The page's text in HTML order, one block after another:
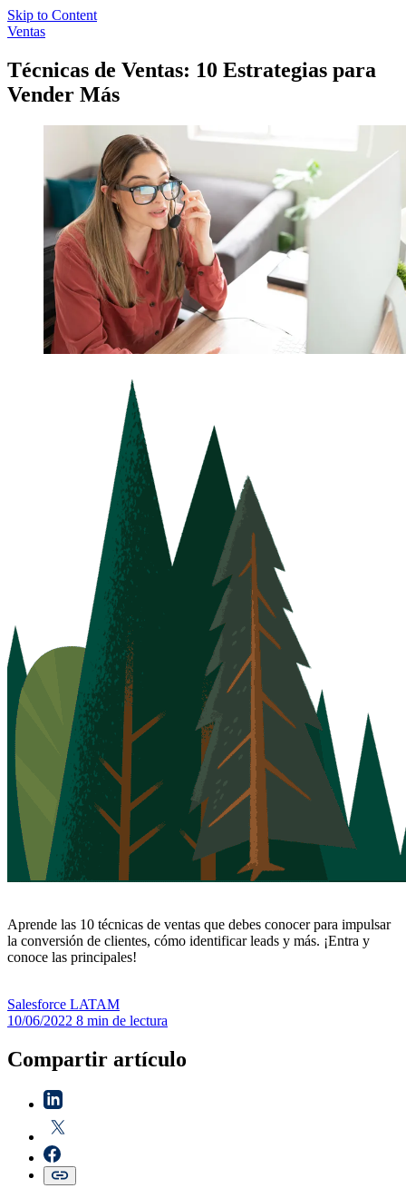
Skip to Content
Ventas
Técnicas de Ventas: 10 Estrategias para
Vender Más
Aprende las 10 técnicas de ventas que debes conocer para impulsar
la conversión de clientes, cómo identificar leads y más. ¡Entra y
conoce las principales!
Salesforce LATAM
10/06/2022 8 min de lectura
Compartir artículo